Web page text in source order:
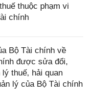
thuộc phạm vi
chính
Bộ Tài chính về
được sửa đổi,
thuế, hải quan
lý của Bộ Tài chính